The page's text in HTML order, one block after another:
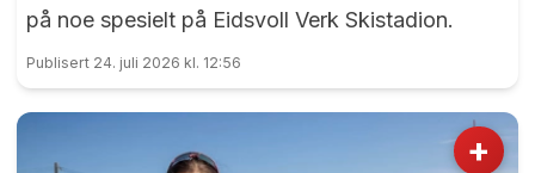
på noe spesielt på Eidsvoll Verk Skistadion.
Publisert 24. juli 2026 kl. 12:56
+